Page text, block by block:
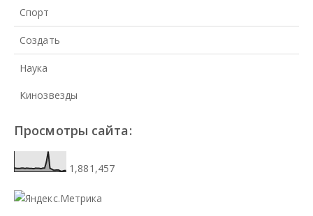
Спорт
Создать
Наука
Кинозвезды
Просмотры сайта:
1,881,457